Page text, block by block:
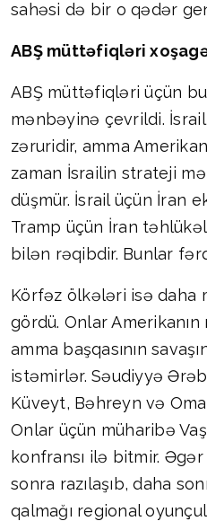
sahəsi də bir o qədər
ABŞ müttəfiqləri
ABŞ müttəfiqləri üçün
mənbəyinə çevrildi.
zəruridir, amma
zaman İsrailin strateji
düşmür. İsrail üçün İran
Tramp üçün İran
bilən rəqibdir. Bunlar
Körfəz ölkələri isə daha
gördü. Onlar
amma başqasının
istəmirlər. Səudiyyə
Küveyt, Bəhreyn və
Onlar üçün müharibə
konfransı ilə bitmir.
sonra razılaşıb, daha
qalmağı regional